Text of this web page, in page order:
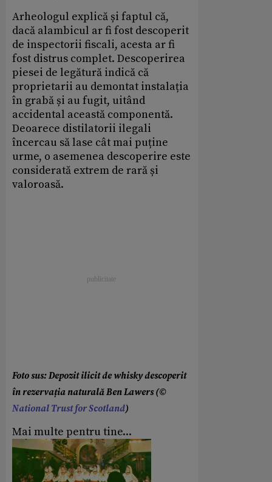
Arheologul explică și faptul că,
dacă alambicul ar fi fost descoperit
de inspectorii fiscali, acesta ar fi
fost distrus complet. Descoperirea
piesei de legătură indică că
proprietarii au demontat instalația
în grabă și au fugit, uitând
accidental această componentă.
Deoarece distilatorii ilegali
încercau să lase cât mai puține
urme, o asemenea descoperire este
considerată extrem de rară și
valoroasă.
Foto sus: Depozit ilicit de whisky descoperit
în rezervația naturală Ben Lawers (©
National Trust for Scotland)
Mai multe pentru tine...